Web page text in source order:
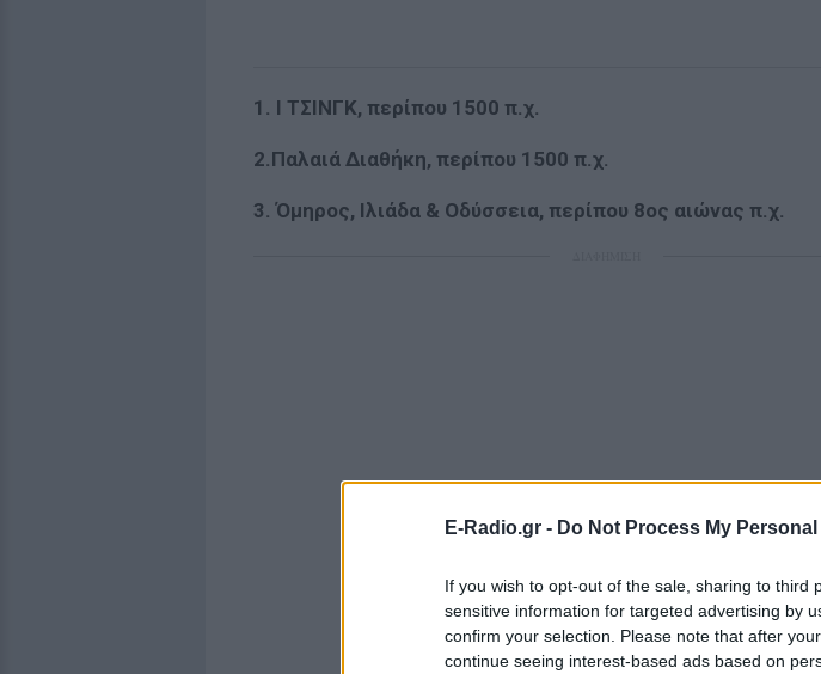
E-Radio.gr - Do Not Process My
If you wish to opt-out of the sale, sharing to third
sensitive information for targeted advertising by
confirm your selection. Please note that after
continue seeing interest-based ads based on
1. Ι ΤΣΙΝΓΚ, περίπου 1500 π.χ.
2.Παλαιά Διαθήκη, περίπου 1500 π.χ.
3. Όμηρος, Ιλιάδα & Οδύσσεια, περίπου 8ος αιώνας π.χ.